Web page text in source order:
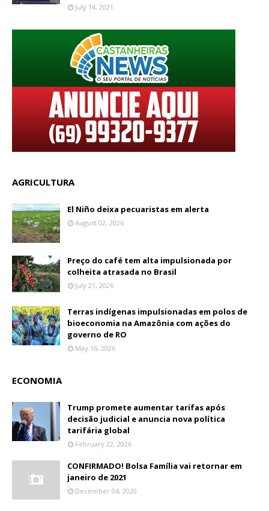
July 14, 2021
AGRICULTURA
El Niño deixa pecuaristas em alerta
August 02, 2026
Preço do café tem alta impulsionada por
colheita atrasada no Brasil
July 21, 2026
Terras indígenas impulsionadas em polos de
bioeconomia na Amazônia com ações do
governo de RO
May 16, 2026
ECONOMIA
Trump promete aumentar tarifas após
decisão judicial e anuncia nova política
tarifária global
February 22, 2026
CONFIRMADO! Bolsa Família vai retornar em
janeiro de 2021
December 04, 2020